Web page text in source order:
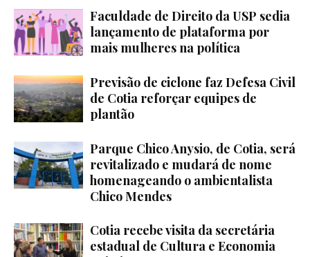
Faculdade de Direito da USP sedia
lançamento de plataforma por
mais mulheres na política
Previsão de ciclone faz Defesa Civil
de Cotia reforçar equipes de
plantão
Parque Chico Anysio, de Cotia, será
revitalizado e mudará de nome
homenageando o ambientalista
Chico Mendes
Cotia recebe visita da secretária
estadual de Cultura e Economia